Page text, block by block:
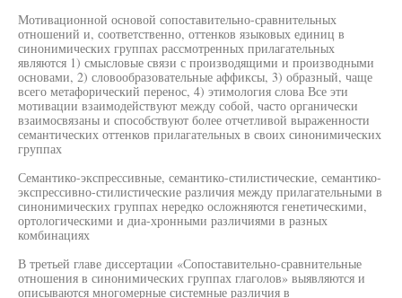
Мотивационной основой сопоставительно-сравнительных
отношений и, соответственно, оттенков языковых единиц в
синонимических группах рассмотренных прилагательных
являются 1) смысловые связи с производящими и производными
основами, 2) словообразовательные аффиксы, 3) образный, чаще
всего метафорический перенос, 4) этимология слова Все эти
мотивации взаимодействуют между собой, часто органически
взаимосвязаны и способствуют более отчетливой выраженности
семантических оттенков прилагательных в своих синонимических
группах
Семантико-экспрессивные, семантико-стилистические, семантико-
экспрессивно-стилистические различия между прилагательными в
синонимических группах нередко осложняются генетическими,
ортологическими и диа-хронными различиями в разных
комбинациях
В третьей главе диссертации «Сопоставительно-сравнительные
отношения в синонимических группах глаголов» выявляются и
описываются многомерные системные различия в